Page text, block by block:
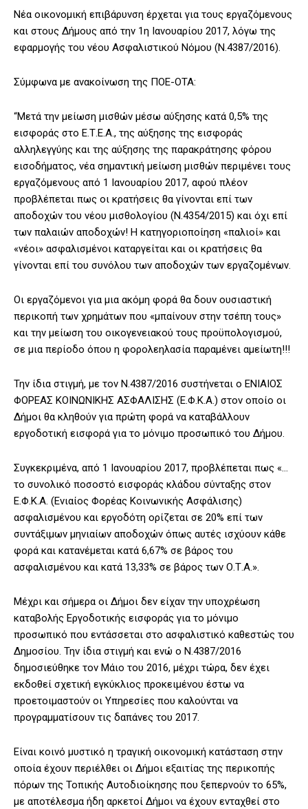
Νέα οικονομική επιβάρυνση έρχεται για τους εργαζόμενους
και στους Δήμους από την 1η Ιανουαρίου 2017, λόγω της
εφαρμογής του νέου Ασφαλιστικού Νόμου (Ν.4387/2016).
Σύμφωνα με ανακοίνωση της ΠΟΕ-ΟΤΑ:
“Μετά την μείωση μισθών μέσω αύξησης κατά 0,5% της
εισφοράς στο Ε.Τ.Ε.Α., της αύξησης της εισφοράς
αλληλεγγύης και της αύξησης της παρακράτησης φόρου
εισοδήματος, νέα σημαντική μείωση μισθών περιμένει τους
εργαζόμενους από 1 Ιανουαρίου 2017, αφού πλέον
προβλέπεται πως οι κρατήσεις θα γίνονται επί των
αποδοχών του νέου μισθολογίου (Ν.4354/2015) και όχι επί
των παλαιών αποδοχών! Η κατηγοριοποίηση «παλιοί» και
«νέοι» ασφαλισμένοι καταργείται και οι κρατήσεις θα
γίνονται επί του συνόλου των αποδοχών των εργαζομένων.
Οι εργαζόμενοι για μια ακόμη φορά θα δουν ουσιαστική
περικοπή των χρημάτων που «μπαίνουν στην τσέπη τους»
και την μείωση του οικογενειακού τους προϋπολογισμού,
σε μια περίοδο όπου η φορολεηλασία παραμένει αμείωτη!!!
Την ίδια στιγμή, με τον Ν.4387/2016 συστήνεται ο ΕΝΙΑΙΟΣ
ΦΟΡΕΑΣ ΚΟΙΝΩΝΙΚΗΣ ΑΣΦΑΛΙΣΗΣ (Ε.Φ.Κ.Α.) στον οποίο οι
Δήμοι θα κληθούν για πρώτη φορά να καταβάλλουν
εργοδοτική εισφορά για το μόνιμο προσωπικό του Δήμου.
Συγκεκριμένα, από 1 Ιανουαρίου 2017, προβλέπεται πως «…
το συνολικό ποσοστό εισφοράς κλάδου σύνταξης στον
Ε.Φ.Κ.Α. (Ενιαίος Φορέας Κοινωνικής Ασφάλισης)
ασφαλισμένου και εργοδότη ορίζεται σε 20% επί των
συντάξιμων μηνιαίων αποδοχών όπως αυτές ισχύουν κάθε
φορά και κατανέμεται κατά 6,67% σε βάρος του
ασφαλισμένου και κατά 13,33% σε βάρος των Ο.Τ.Α.».
Μέχρι και σήμερα οι Δήμοι δεν είχαν την υποχρέωση
καταβολής Εργοδοτικής εισφοράς για το μόνιμο
προσωπικό που εντάσσεται στο ασφαλιστικό καθεστώς του
Δημοσίου. Την ίδια στιγμή και ενώ ο Ν.4387/2016
δημοσιεύθηκε τον Μάιο του 2016, μέχρι τώρα, δεν έχει
εκδοθεί σχετική εγκύκλιος προκειμένου έστω να
προετοιμαστούν οι Υπηρεσίες που καλούνται να
προγραμματίσουν τις δαπάνες του 2017.
Είναι κοινό μυστικό η τραγική οικονομική κατάσταση στην
οποία έχουν περιέλθει οι Δήμοι εξαιτίας της περικοπής
πόρων της Τοπικής Αυτοδιοίκησης που ξεπερνούν το 65%,
με αποτέλεσμα ήδη αρκετοί Δήμοι να έχουν ενταχθεί στο